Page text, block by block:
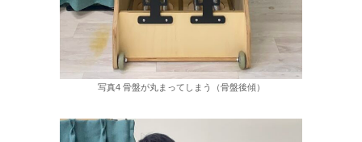
写真4 骨盤が丸まってしまう（骨盤後傾）